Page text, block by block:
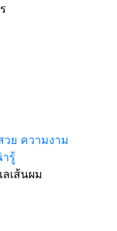
วย ความงาม
รู้
เส้นผม